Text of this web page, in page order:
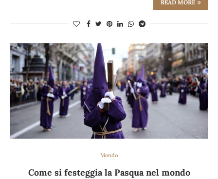
READ MORE
Mondo
Come si festeggia la Pasqua nel mondo